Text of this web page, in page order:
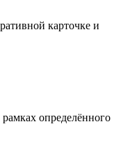
карточке и
рамках определённого